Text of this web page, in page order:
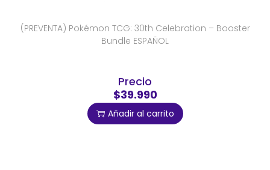
(PREVENTA) Pokémon TCG: 30th Celebration – Booster
Bundle ESPAÑOL
Precio
$39.990
Añadir al carrito